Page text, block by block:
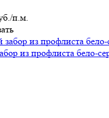
п.м.
из профлиста бело-